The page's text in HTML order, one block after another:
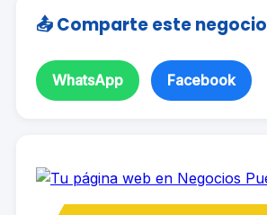
📤 Comparte este negocio
WhatsApp Facebook